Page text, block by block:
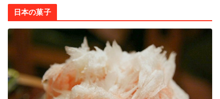
日本の菓子